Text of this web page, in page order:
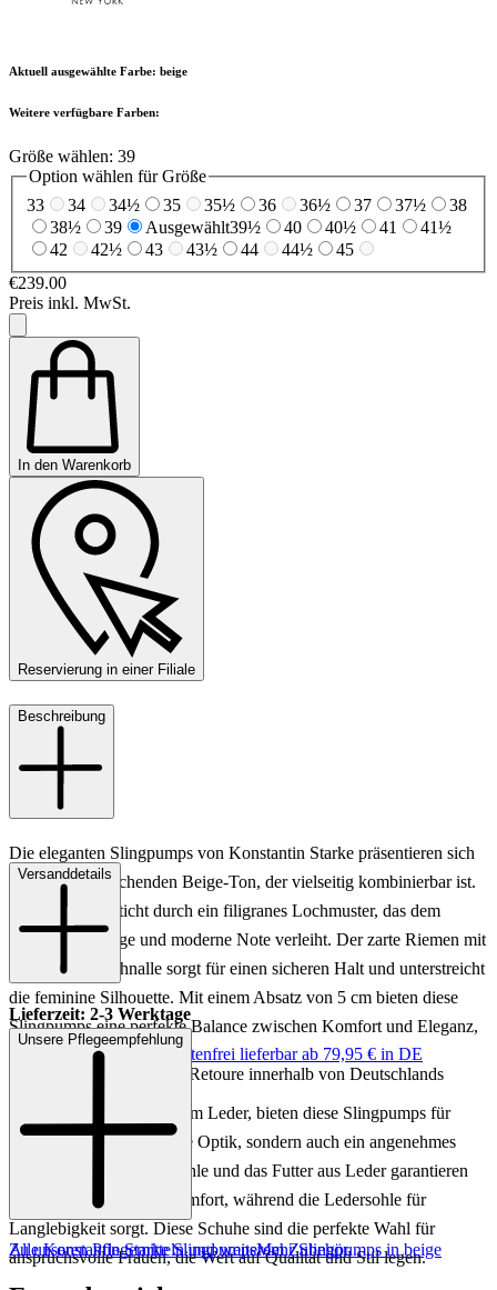
Aktuell ausgewählte Farbe: beige
Weitere verfügbare Farben:
Größe wählen: 39
Option wählen für Größe
33
34 34½ 35 35½ 36 36½ 37 37½
38
38½
39 Ausgewählt39½ 40 40½ 41
41½
42
42½ 43 43½ 44 44½
45
€239.00
Preis inkl. MwSt.
In den Warenkorb
Reservierung in einer Filiale
Beschreibung
Die eleganten Slingpumps von Konstantin Starke präsentieren sich
in einem ansprechenden Beige-Ton, der vielseitig kombinierbar ist.
Das Design besticht durch ein filigranes Lochmuster, das dem
Schuh eine luftige und moderne Note verleiht. Der zarte Riemen mit
goldfarbener Schnalle sorgt für einen sicheren Halt und unterstreicht
die feminine Silhouette. Mit einem Absatz von 5 cm bieten diese
Slingpumps eine perfekte Balance zwischen Komfort und Eleganz,
ideal für stilvolle Auftritte.
Gefertigt aus hochwertigem Leder, bieten diese Slingpumps für
Damen nicht nur eine edle Optik, sondern auch ein angenehmes
Tragegefühl. Die Innensohle und das Futter aus Leder garantieren
Atmungsaktivität und Komfort, während die Ledersohle für
Langlebigkeit sorgt. Diese Schuhe sind die perfekte Wahl für
anspruchsvolle Frauen, die Wert auf Qualität und Stil legen.
Versanddetails
Lieferzeit: 2-3 Werktage
Keine Versandkosten:
kostenfrei lieferbar ab 79,95 € in DE
Einfache und Kostenlose Retoure innerhalb von Deutschlands
Unsere Pflegeempfehlung
Zu unseren Pflegemitteln und weiterem Zubehör
Alle Konstantin Starke SlingpumpsMehr Slingpumps in beige